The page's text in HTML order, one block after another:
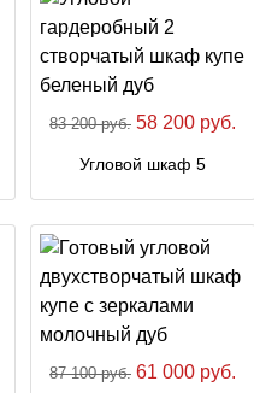
83 200 руб. 58 200 руб.
Угловой шкаф 5
87 100 руб. 61 000 руб.